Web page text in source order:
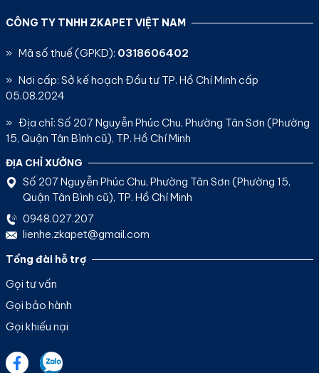
CÔNG TY TNHH ZKAPET VIỆT NAM
» Mã số thuế (GPKD): 0318606402
» Nơi cấp: Sở kế hoạch Đầu tư TP. Hồ Chí Minh cấp
05.08.2024
» Địa chỉ: Số 207 Nguyễn Phúc Chu, Phường Tân Sơn (Phường
15, Quận Tân Bình cũ), TP. Hồ Chí Minh
ĐỊA CHỈ XƯỞNG
Số 207 Nguyễn Phúc Chu, Phường Tân Sơn (Phường 15,
Quận Tân Bình cũ), TP. Hồ Chí Minh
0948.027.207
lienhe.zkapet@gmail.com
Tổng đài hỗ trợ
Gọi tư vấn
Gọi bảo hành
Gọi khiếu nại